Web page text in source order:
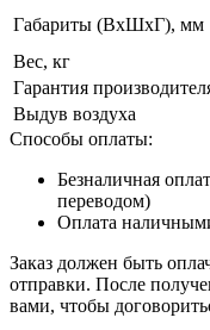
Габариты (ВxШxГ), мм
Вес, кг
Гарантия
Выдув воздуха
Способы оплаты:
Безналичная
переводом)
Оплата
Заказ должен быть
отправки. После
вами, чтобы